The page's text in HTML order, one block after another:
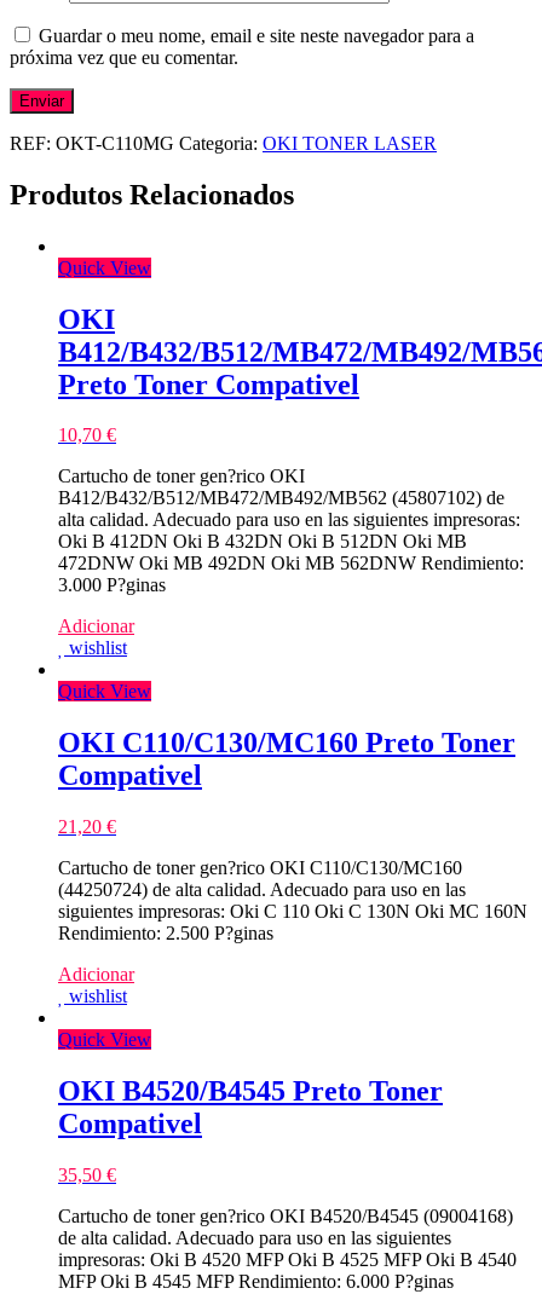
Guardar o meu nome, email e site neste navegador para a
próxima vez que eu comentar.
REF: OKT-C110MG Categoria: OKI TONER LASER
Produtos Relacionados
Quick View
OKI
B412/B432/B512/MB472/MB492/
Preto Toner Compativel
10,70 €
Cartucho de toner gen?rico OKI
B412/B432/B512/MB472/MB492/MB562 (45807102) de
alta calidad. Adecuado para uso en las siguientes impresoras:
Oki B 412DN Oki B 432DN Oki B 512DN Oki MB
472DNW Oki MB 492DN Oki MB 562DNW Rendimiento:
3.000 P?ginas
Adicionar
wishlist
Quick View
OKI C110/C130/MC160 Preto Toner
Compativel
21,20 €
Cartucho de toner gen?rico OKI C110/C130/MC160
(44250724) de alta calidad. Adecuado para uso en las
siguientes impresoras: Oki C 110 Oki C 130N Oki MC 160N
Rendimiento: 2.500 P?ginas
Adicionar
wishlist
Quick View
OKI B4520/B4545 Preto Toner
Compativel
35,50 €
Cartucho de toner gen?rico OKI B4520/B4545 (09004168)
de alta calidad. Adecuado para uso en las siguientes
impresoras: Oki B 4520 MFP Oki B 4525 MFP Oki B 4540
MFP Oki B 4545 MFP Rendimiento: 6.000 P?ginas